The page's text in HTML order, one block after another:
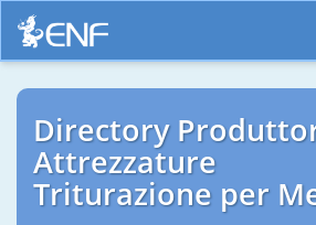
Directory
Attrezzature
Triturazione per